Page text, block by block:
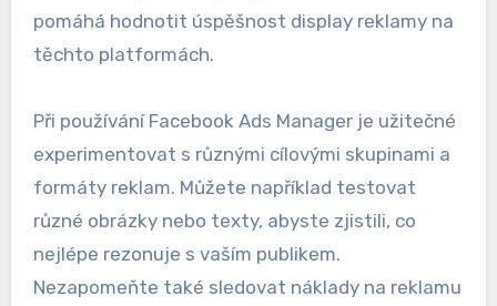
pomáhá hodnotit úspěšnost display reklamy na
těchto platformách.
Při používání Facebook Ads Manager je užitečné
experimentovat s různými cílovými skupinami a
formáty reklam. Můžete například testovat
různé obrázky nebo texty, abyste zjistili, co
nejlépe rezonuje s vaším publikem.
Nezapomeňte také sledovat náklady na reklamu